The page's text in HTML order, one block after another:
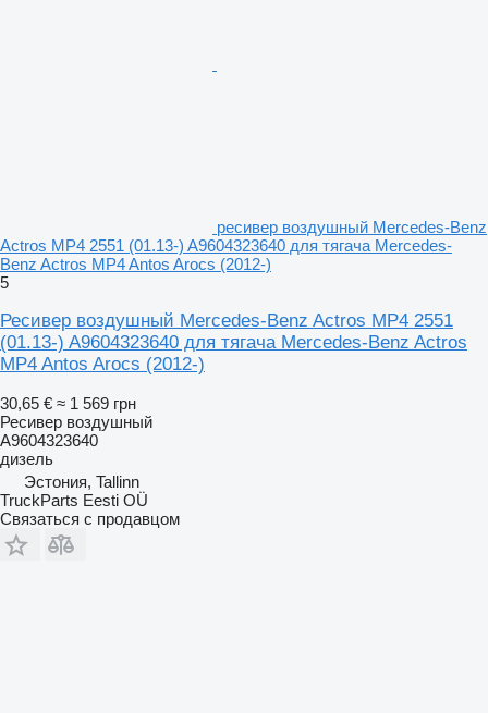
ресивер воздушный Mercedes-Benz
Actros MP4 2551 (01.13-) A9604323640 для тягача Mercedes-
Benz Actros MP4 Antos Arocs (2012-)
5
Ресивер воздушный Mercedes-Benz Actros MP4 2551
(01.13-) A9604323640 для тягача Mercedes-Benz Actros
MP4 Antos Arocs (2012-)
30,65 € ≈ 1 569 грн
Ресивер воздушный
A9604323640
дизель
Эстония, Tallinn
TruckParts Eesti OÜ
Связаться с продавцом